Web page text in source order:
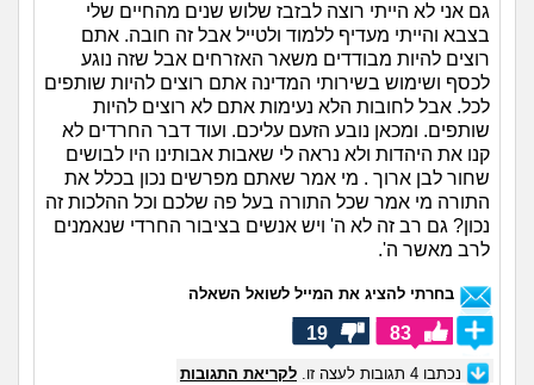
גם אני לא הייתי רוצה לבזבז שלוש שנים מהחיים שלי
בצבא והייתי מעדיף ללמוד ולטייל אבל זה חובה. אתם
רוצים להיות מבודדים משאר האזרחים אבל שזה נוגע
לכסף ושימוש בשירותי המדינה אתם רוצים להיות שותפים
לכל. אבל לחובות הלא נעימות אתם לא רוצים להיות
שותפים. ומכאן נובע הזעם עליכם. ועוד דבר החרדים לא
קנו את היהדות ולא נראה לי שאבות אבותינו היו לבושים
שחור לבן ארוך . מי אמר שאתם מפרשים נכון בכלל את
התורה מי אמר שכל התורה בעל פה שלכם וכל ההלכות זה
נכון? גם רב זה לא ה' ויש אנשים בציבור החרדי שנאמנים
לרב מאשר ה'.
בחרתי להציג את המייל לשואל השאלה
83
19
נכתבו 4 תגובות לעצה זו. לקריאת התגובות